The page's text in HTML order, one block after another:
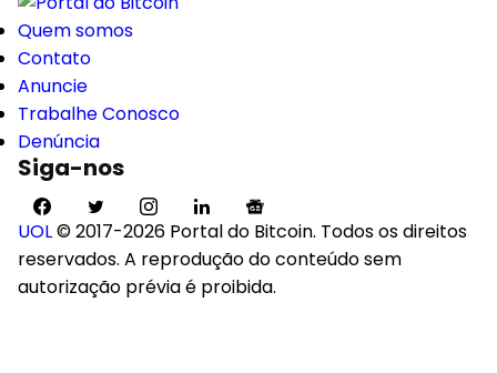
Quem somos
Contato
Anuncie
Trabalhe Conosco
Denúncia
Siga-nos
UOL© 2017-2026 Portal do Bitcoin. Todos os direitos
reservados. A reprodução do conteúdo sem
autorização prévia é proibida.